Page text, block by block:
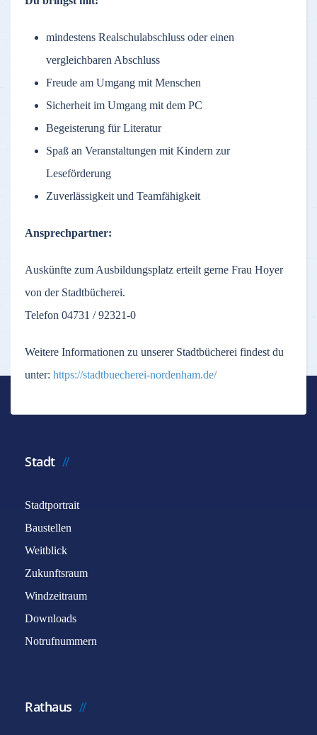
mindestens Realschulabschluss oder einen
vergleichbaren Abschluss
Freude am Umgang mit Menschen
Sicherheit im Umgang mit dem PC
Begeisterung für Literatur
Spaß an Veranstaltungen mit Kindern zur
Leseförderung
Zuverlässigkeit und Teamfähigkeit
Ansprechpartner:
Auskünfte zum Ausbildungsplatz erteilt gerne Frau Hoyer
von der Stadtbücherei.
Telefon 04731 / 92321-0
Weitere Informationen zu unserer Stadtbücherei findest du
unter: https://stadtbuecherei-nordenham.de/
Stadt
Stadtportrait
Baustellen
Weitblick
Zukunftsraum
Windzeitraum
Downloads
Notrufnummern
Rathaus